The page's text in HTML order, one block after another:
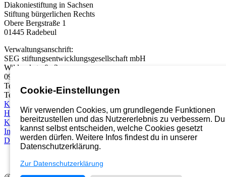
Diakoniestiftung in Sachsen
Stiftung bürgerlichen Rechts
Obere Bergstraße 1
01445 Radebeul
Verwaltungsanschrift:
SEG stiftungsentwicklungsgesellschaft mbH
Wildparkstraße 3
09247 Chemnitz
Telefon:
03722 46937 0
Telefax: 03722 49937 99
Karriereportal
Hinweisgebersystem
Kontakt
Impressum
Datenschutz
Cookie-Einstellungen
Wir verwenden Cookies, um grundlegende Funktionen
bereitzustellen und das Nutzererlebnis zu verbessern. Du
kannst selbst entscheiden, welche Cookies gesetzt
werden dürfen. Weitere Infos findest du in unserer
Datenschutzerklärung.
Zur Datenschutzerklärung